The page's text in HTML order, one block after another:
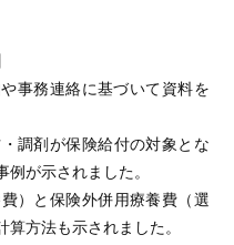
事務連絡に基づいて資料を
調剤が保険給付の対象とな
が示されました。
）と保険外併用療養費（選
方法も示されました。